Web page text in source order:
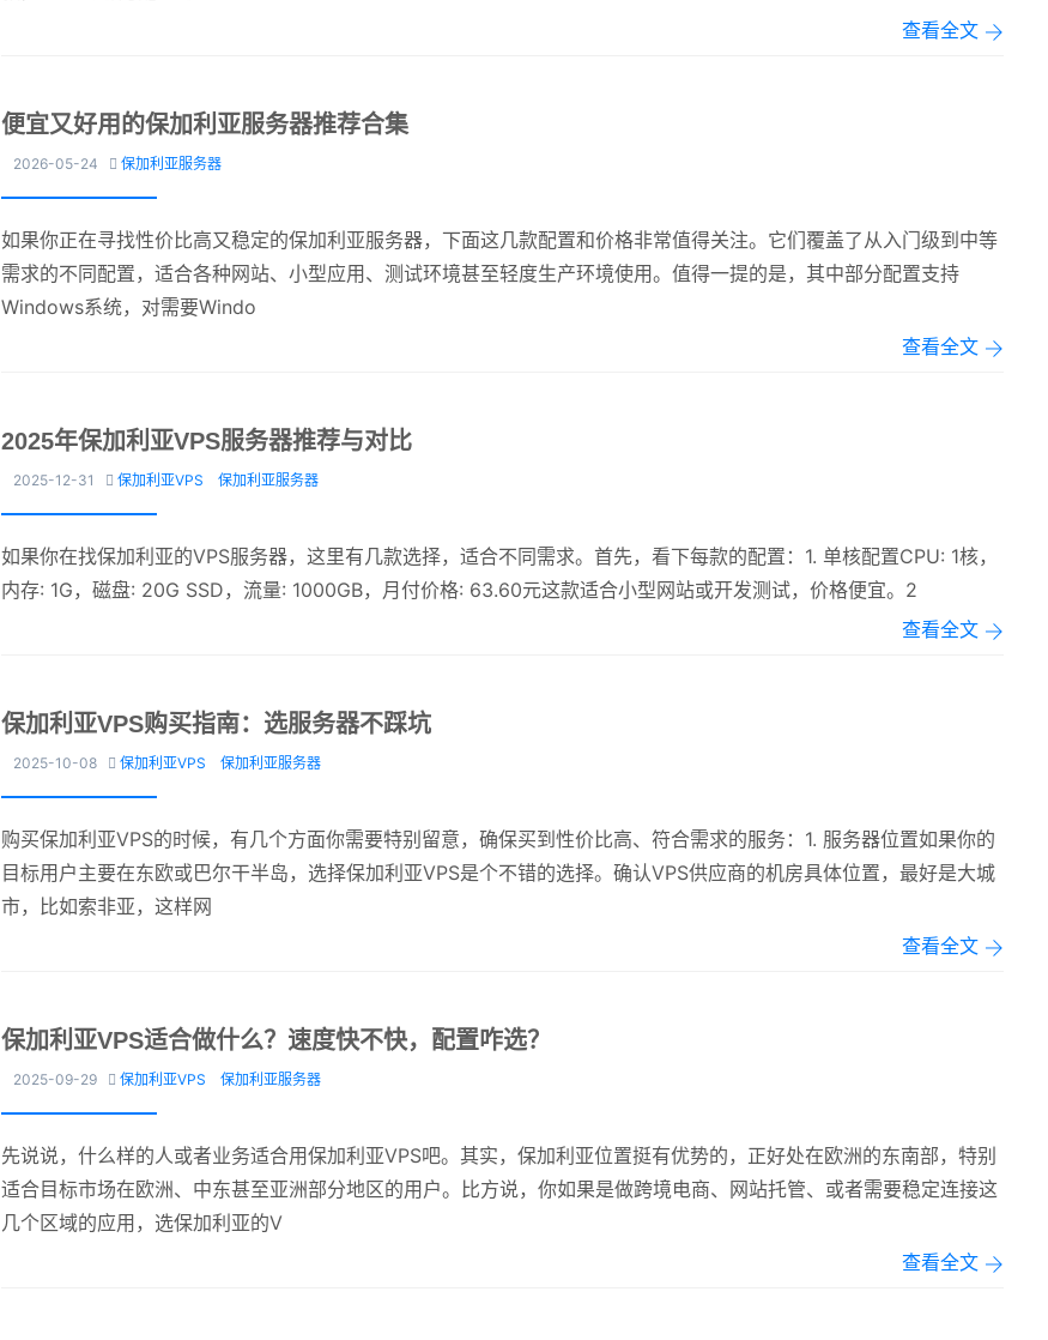
查看全文
便宜又好用的保加利亚服务器推荐合集
2026-05-24  保加利亚服务器
如果你正在寻找性价比高又稳定的保加利亚服务器，下面这几款配置和价格非常值得关注。它们覆盖了从入门级到中等
需求的不同配置，适合各种网站、小型应用、测试环境甚至轻度生产环境使用。值得一提的是，其中部分配置支持
Windows系统，对需要Windo
查看全文
2025年保加利亚VPS服务器推荐与对比
2025-12-31  保加利亚VPS 保加利亚服务器
如果你在找保加利亚的VPS服务器，这里有几款选择，适合不同需求。首先，看下每款的配置：1. 单核配置CPU: 1核，
内存: 1G，磁盘: 20G SSD，流量: 1000GB，月付价格: 63.60元这款适合小型网站或开发测试，价格便宜。2
查看全文
保加利亚VPS购买指南：选服务器不踩坑
2025-10-08  保加利亚VPS 保加利亚服务器
购买保加利亚VPS的时候，有几个方面你需要特别留意，确保买到性价比高、符合需求的服务：1. 服务器位置如果你的
目标用户主要在东欧或巴尔干半岛，选择保加利亚VPS是个不错的选择。确认VPS供应商的机房具体位置，最好是大城
市，比如索非亚，这样网
查看全文
保加利亚VPS适合做什么？速度快不快，配置咋选？
2025-09-29  保加利亚VPS 保加利亚服务器
先说说，什么样的人或者业务适合用保加利亚VPS吧。其实，保加利亚位置挺有优势的，正好处在欧洲的东南部，特别
适合目标市场在欧洲、中东甚至亚洲部分地区的用户。比方说，你如果是做跨境电商、网站托管、或者需要稳定连接这
几个区域的应用，选保加利亚的V
查看全文